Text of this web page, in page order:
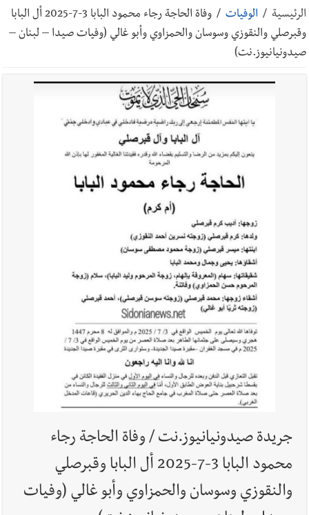
البطولة
مؤسسة مياه لبنان الجنوبي : انخفاض التغذية بالمياه
في صيدا نتيجة الانقطاع المتكرر لخط الخدمات الكهربائي
أخبار صيدا مفرزة صيدا القضائية توقف ثلاثة أشخاص بجرائم
استدراج وابتزاز واعتداء جنسي على قاصر
أخبار لبنان
بالصور : قائد الجيش اللبناني العماد رودولف هيكل شدد
خلال استقباله قائد القوة المشتركة الألمانية اللواء Alexander
Sollfrank على ضرورة تعزيز التعاون بين الجيشَين
أخبار لبنان الطقس غدا صيفي معتاد والحرارة ضمن معدلاتها
أخبار لبنان إنفجار مرفأ أم إنفجار دولة؟... كيف نحمي لبنان؟
الرئيسية / الوفيات /
وفاة الحاجة رجاء محمود البابا 3-7-2025 أل البابا
وقبرصلي والنقوزي وسوسان والحمزاوي وأبو غالي (وفيات صيدا – لبنان –
صيدونيانيوز.نت)
جريدة صيدونيانيوز.نت / وفاة الحاجة رجاء
محمود البابا 3-7-2025 أل البابا وقبرصلي
والنقوزي وسوسان والحمزاوي وأبو غالي (وفيات